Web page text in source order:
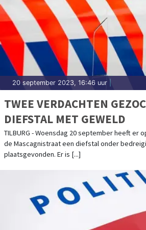
20 september 2023, 16:46 uur
TWEE VERDACHTEN
DIEFSTAL MET GEWELD
TILBURG - Woensdag 20 september heeft er
de Mascagnistraat een diefstal onder
plaatsgevonden. Er is [...]